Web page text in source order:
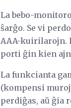
La bebo-
ŝarĝo. Se vi
AAA-kuirilarojn.
porti ĝin kien ajn
La funkcianta
(kompensi
perdiĝas, aŭ ĝia